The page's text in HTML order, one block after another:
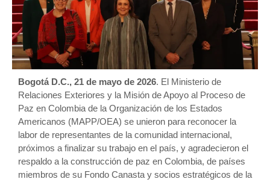
Bogotá D.C., 21 de mayo de 2026. El Ministerio de
Relaciones Exteriores y la Misión de Apoyo al Proceso de
Paz en Colombia de la Organización de los Estados
Americanos (MAPP/OEA) se unieron para reconocer la
labor de representantes de la comunidad internacional,
próximos a finalizar su trabajo en el país, y agradecieron el
respaldo a la construcción de paz en Colombia, de países
miembros de su Fondo Canasta y socios estratégicos de la